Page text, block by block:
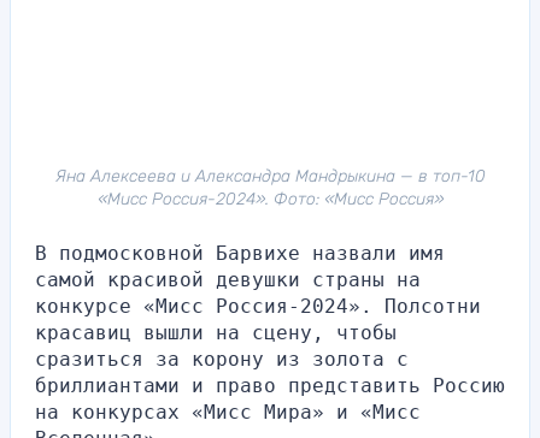
Яна Алексеева и Александра Мандрыкина — в топ-10
«Мисс Россия-2024». Фото: «Мисс Россия»
В подмосковной Барвихе назвали имя
самой красивой девушки страны на
конкурсе «Мисс Россия-2024». Полсотни
красавиц вышли на сцену, чтобы
сразиться за корону из золота с
бриллиантами и право представить Россию
на конкурсах «Мисс Мира» и «Мисс